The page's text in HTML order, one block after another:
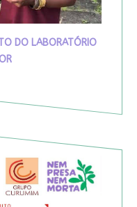
DO LABORATÓRIO